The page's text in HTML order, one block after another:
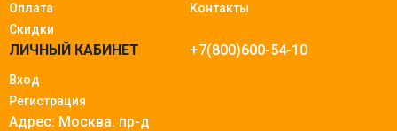
Оплата
Скидки
Контакты
ЛИЧНЫЙ КАБИНЕТ
Вход
Регистрация
+7(800)600-54-10
Адрес: Москва. пр-д